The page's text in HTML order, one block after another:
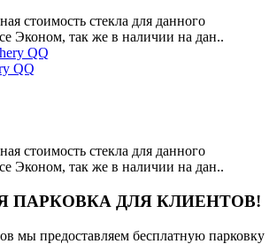
стоимость стекла для данного
Эконом, так же в наличии на дан..
QQ
стоимость стекла для данного
Эконом, так же в наличии на дан..
ПАРКОВКА ДЛЯ КЛИЕНТОВ!
мы предоставляем бесплатную парковку